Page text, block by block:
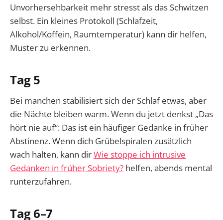
Unvorhersehbarkeit mehr stresst als das Schwitzen
selbst. Ein kleines Protokoll (Schlafzeit,
Alkohol/Koffein, Raumtemperatur) kann dir helfen,
Muster zu erkennen.
Tag 5
Bei manchen stabilisiert sich der Schlaf etwas, aber
die Nächte bleiben warm. Wenn du jetzt denkst „Das
hört nie auf“: Das ist ein häufiger Gedanke in früher
Abstinenz. Wenn dich Grübelspiralen zusätzlich
wach halten, kann dirWie stoppe ich intrusive
Gedanken in früher Sobriety? helfen, abends mental
runterzufahren.
Tag 6–7